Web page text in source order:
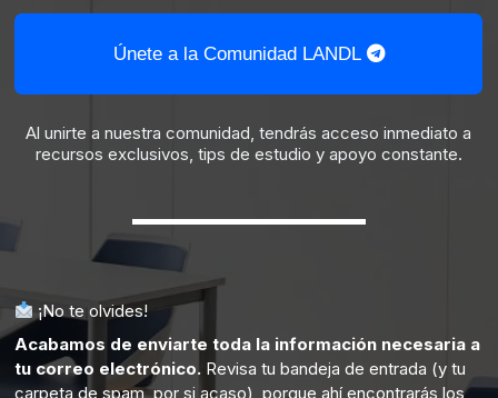
Únete a la Comunidad LANDL
Al unirte a nuestra comunidad, tendrás acceso inmediato a
recursos exclusivos, tips de estudio y apoyo constante.
¡No te olvides!
Acabamos de enviarte toda la información necesaria a
tu correo electrónico. Revisa tu bandeja de entrada (y tu
carpeta de spam, por si acaso), porque ahí encontrarás los